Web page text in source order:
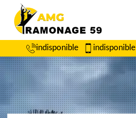
indisponible indisponible